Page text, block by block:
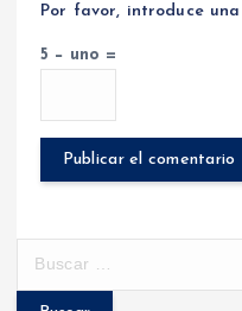
Por favor, introduce
5 − uno =